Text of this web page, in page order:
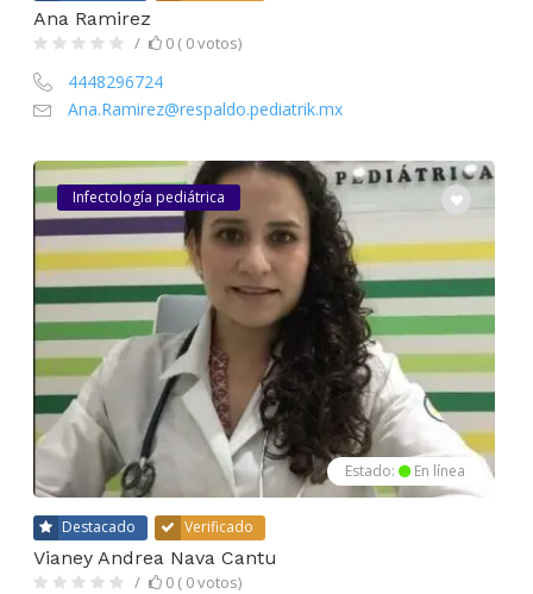
Ana Ramirez
0 ( 0 votos)
4448296724
Ana.Ramirez@respaldo.pediatrik.mx
Infectología pediátrica
Estado: En línea
Destacado Verificado
Vianey Andrea Nava Cantu
0 ( 0 votos)